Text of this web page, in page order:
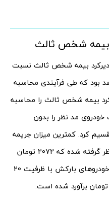
بیمه شخص ثالث
دیرکرد بیمه شخص ثالث نسبت
بود که طی فرآیندی محاسبه
بیمه شخص ثالث را محاسبه
مد نظر را بدون
تخفیفی که دارد بر 365 تقسیم کرد. کمترین میزان جریمه
دیرکرد برای موتورسیکلت گازی در نظر گرفته شده که 2072 تومان
خواهد بود. بیشتری میزان نیز برای خودروهای بارکش با ظرفیت 20